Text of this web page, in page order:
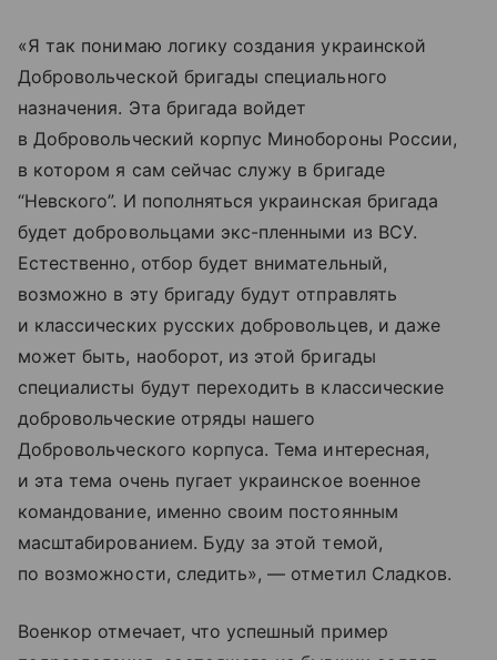
«Я так понимаю логику создания украинской
Добровольческой бригады специального
назначения. Эта бригада войдет
в Добровольческий корпус Минобороны России,
в котором я сам сейчас служу в бригаде
“Невского”. И пополняться украинская бригада
будет добровольцами экс-пленными из ВСУ.
Естественно, отбор будет внимательный,
возможно в эту бригаду будут отправлять
и классических русских добровольцев, и даже
может быть, наоборот, из этой бригады
специалисты будут переходить в классические
добровольческие отряды нашего
Добровольческого корпуса. Тема интересная,
и эта тема очень пугает украинское военное
командование, именно своим постоянным
масштабированием. Буду за этой темой,
по возможности, следить», — отметил Сладков.
Военкор отмечает, что успешный пример